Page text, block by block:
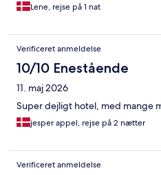
Lene, rejse på 1 nat
Verificeret anmeldelse
10/10 Enestående
11. maj 2026
Super dejligt hotel, med mange
jesper appel, rejse på 2 nætter
Verificeret anmeldelse